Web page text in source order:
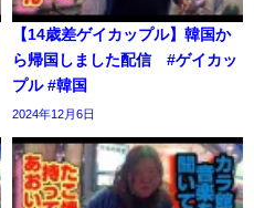
【14歳差ゲイカップル】韓国か
ら帰国しました配信 #ゲイカッ
プル #韓国
2024年12月6日